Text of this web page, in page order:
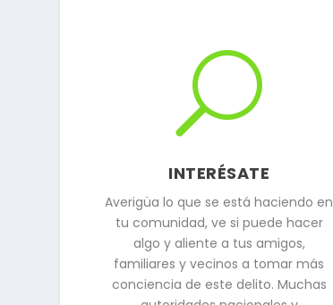
U
INTERÉSATE
Averigüa lo que se está haciendo en
tu comunidad, ve si puede hacer
algo y aliente a tus amigos,
familiares y vecinos a tomar más
conciencia de este delito. Muchas